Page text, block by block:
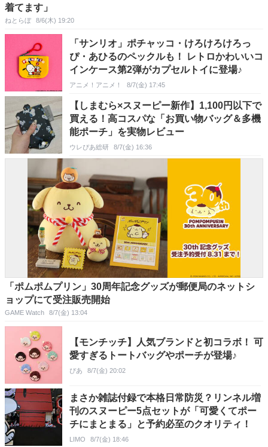
着てます」
ねとらぼ 8/6(木) 19:20
「サンリオ」ポチャッコ・けろけろけろっ
ぴ・あひるのペックルも！ レトロかわいいコ
インケース第2弾がカプセルトイに登場♪
アニメ！アニメ！ 8/7(金) 17:45
【しまむら×スヌーピー新作】1,100円以下で
買える！高コスパな「お買い物バッグ＆多機
能ポーチ」を実物レビュー
ウレぴあ総研 8/7(金) 16:36
「ポムポムプリン」30周年記念グッズが郵便局のネットシ
ョップにて受注販売開始
GAME Watch 8/7(金) 13:04
【モンチッチ】人気ブランドと初コラボ！ 可
愛すぎるトートバッグやポーチが登場♪
ぴあ 8/7(金) 20:02
まさか雑誌付録で本格日常防災？リンネル増
刊のスヌーピー5点セットが「可愛くてポー
チにまとまる」と予約必至のクオリティ！
LIMO 8/7(金) 18:46